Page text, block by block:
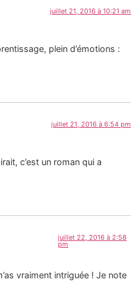
juillet 21, 2016 à 10:21 am
plein d’émotions :
juillet 21, 2016 à 6:54 pm
c’est un roman qui a
juillet 22, 2016 à 2:58
pm
vraiment intriguée ! Je note